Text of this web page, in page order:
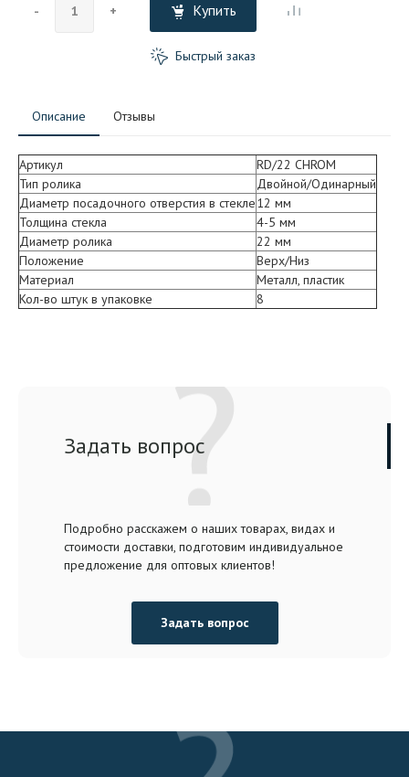
- + Купить
Быстрый заказ
Описание Отзывы
Артикул
RD/22 CHROM
Тип ролика
Двойной/Одинарный
Диаметр посадочного отверстия в стекле12 мм
Толщина стекла
4-5 мм
Диаметр ролика
22 мм
Положение
Верх/Низ
Материал
Металл, пластик
Кол-во штук в упаковке
8
Задать вопрос
Подробно расскажем о наших товарах, видах и
стоимости доставки, подготовим индивидуальное
предложение для оптовых клиентов!
Задать вопрос